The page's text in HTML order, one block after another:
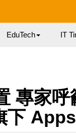
EduTech IT
專家呼
下 Apps